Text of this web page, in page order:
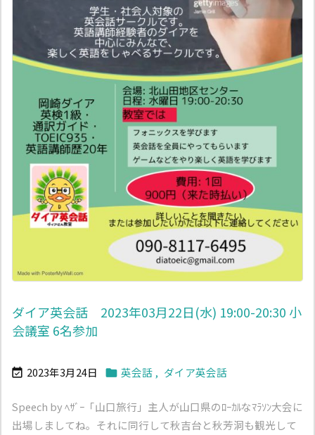
ダイア英会話 2023年03月22日(水) 19:00-20:30 小
会議室 6名参加
 2023年3月24日  英会話 , ダイア英会話
Speech by ﾍｻﾞｰ「山口旅行」主人が山口県のﾛｰｶﾙなﾏﾗｿﾝ大会に
出場しましてね。それに同行して秋吉台と秋芳洞も観光して